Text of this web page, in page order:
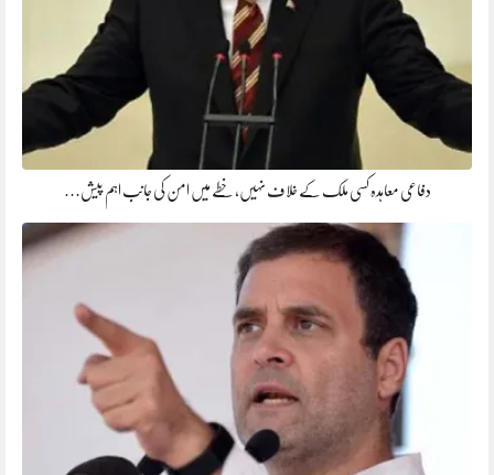
دفاعی معاہدہ کسی ملک کے خلاف نہیں، خطے میں امن کی جانب اہم پیش…